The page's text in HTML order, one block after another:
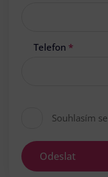
Telefon *
Souhlasím se
Odeslat